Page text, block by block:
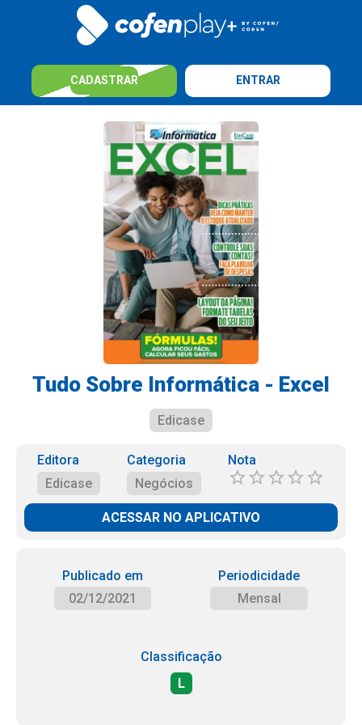
CADASTRAR ENTRAR
Tudo Sobre Informática - Excel
Edicase
Editora
Edicase
Categoria
Negócios
Nota
ACESSAR NO APLICATIVO
Publicado em
02/12/2021
Periodicidade
Mensal
Classificação
L